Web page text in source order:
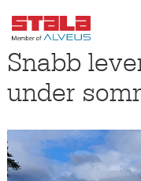
Snabb
under